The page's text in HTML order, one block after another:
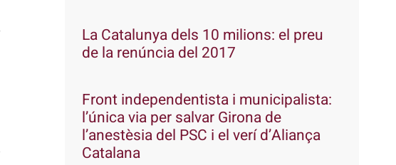
La Catalunya dels 10 milions: el preu
de la renúncia del 2017
Front independentista i municipalista:
l’única via per salvar Girona de
l’anestèsia del PSC i el verí d’Aliança
Catalana